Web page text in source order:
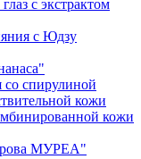
с экстрактом
с Юдзу
спирулиной
кожи
кожи
МУРЕА"